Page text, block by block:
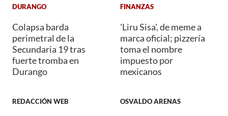
DURANGO
Colapsa barda
perimetral de la
Secundaria 19 tras
fuerte tromba en
Durango
REDACCIÓN WEB
FINANZAS
'Liru Sisa', de meme a
marca oficial; pizzería
toma el nombre
impuesto por
mexicanos
OSVALDO ARENAS